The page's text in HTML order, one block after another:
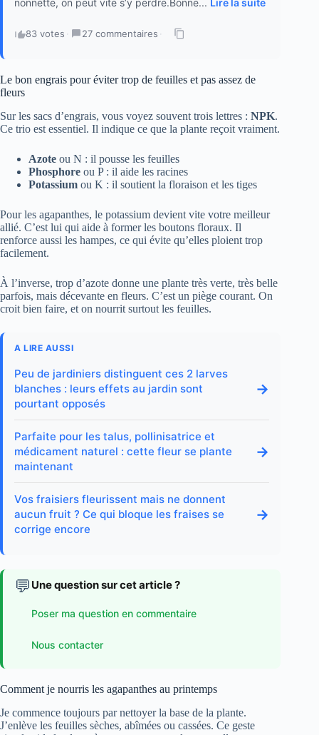
nonnette, on peut vite s’y perdre.Bonne... Lire la suite
83 votes · 27 commentaires ·
Le bon engrais pour éviter trop de feuilles et pas assez de
fleurs
Sur les sacs d’engrais, vous voyez souvent trois lettres : NPK.
Ce trio est essentiel. Il indique ce que la plante reçoit vraiment.
Azote ou N : il pousse les feuilles
Phosphore ou P : il aide les racines
Potassium ou K : il soutient la floraison et les tiges
Pour les agapanthes, le potassium devient vite votre meilleur
allié. C’est lui qui aide à former les boutons floraux. Il
renforce aussi les hampes, ce qui évite qu’elles ploient trop
facilement.
À l’inverse, trop d’azote donne une plante très verte, très belle
parfois, mais décevante en fleurs. C’est un piège courant. On
croit bien faire, et on nourrit surtout les feuilles.
A LIRE AUSSI
Peu de jardiniers distinguent ces 2 larves
blanches : leurs effets au jardin sont
pourtant opposés
→
Parfaite pour les talus, pollinisatrice et
médicament naturel : cette fleur se plante
maintenant
→
Vos fraisiers fleurissent mais ne donnent
aucun fruit ? Ce qui bloque les fraises se
corrige encore
→
💬 Une question sur cet article ?
Poser ma question en commentaire
Nous contacter
Comment je nourris les agapanthes au printemps
Je commence toujours par nettoyer la base de la plante.
J’enlève les feuilles sèches, abîmées ou cassées. Ce geste